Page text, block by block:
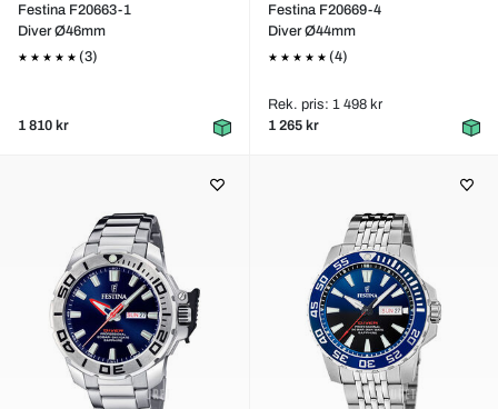
Festina F20663-1
Diver Ø46mm
(3)
1 810 kr
Festina F20669-4
Diver Ø44mm
(4)
Rek. pris: 1 498 kr
1 265 kr